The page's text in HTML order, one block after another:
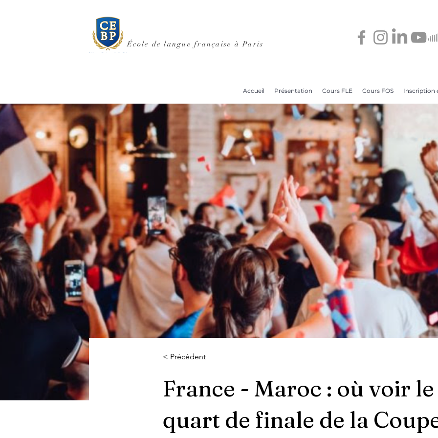
École de langue française à Paris
Accueil Présentation Cours FLE Cours FOS Inscription
< Précédent
France - Maroc : où voir le
quart de finale de la